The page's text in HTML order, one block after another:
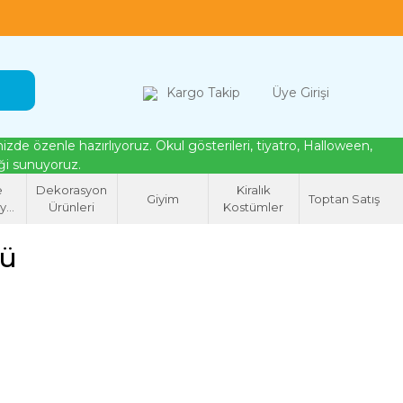
Kargo Takip Üye Girişi
özenle hazırlıyoruz. Okul gösterileri, tiyatro, Halloween,
sunuyoruz.
Dekorasyon
Ürünleri
Giyim
Kiralık
Kostümler
Toptan Satış